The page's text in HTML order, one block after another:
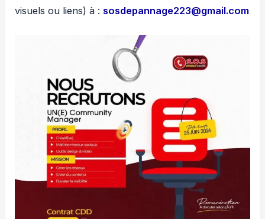
visuels ou liens) à :sosdepannage223@gmail.com